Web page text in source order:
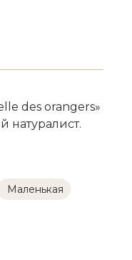
des orangers»
натуралист.
Маленькая